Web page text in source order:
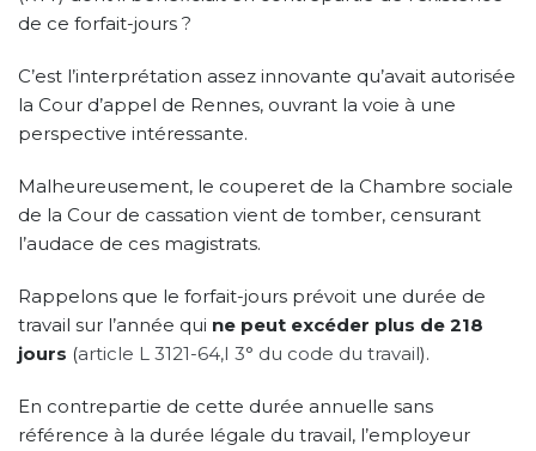
de ce forfait-jours ?
C’est l’interprétation assez innovante qu’avait autorisée
la Cour d’appel de Rennes, ouvrant la voie à une
perspective intéressante.
Malheureusement, le couperet de la Chambre sociale
de la Cour de cassation vient de tomber, censurant
l’audace de ces magistrats.
Rappelons que le forfait-jours prévoit une durée de
travail sur l’année qui ne peut excéder plus de 218
jours (article L 3121-64,I 3° du code du travail).
En contrepartie de cette durée annuelle sans
référence à la durée légale du travail, l’employeur